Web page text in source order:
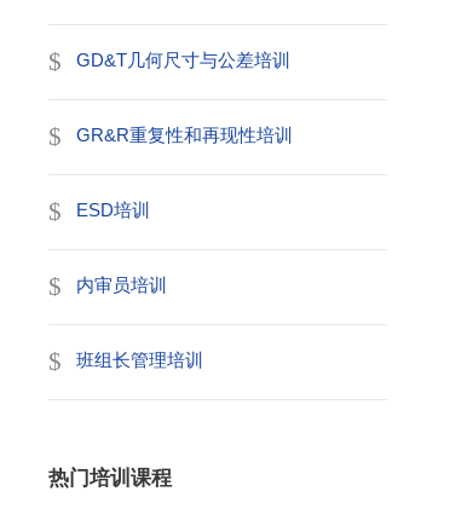
GD&T几何尺寸与公差培训
GR&R重复性和再现性培训
ESD培训
内审员培训
班组长管理培训
热门培训课程